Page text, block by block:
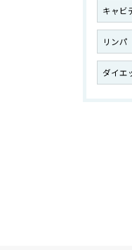
キャビ
リンパ
ダイエ